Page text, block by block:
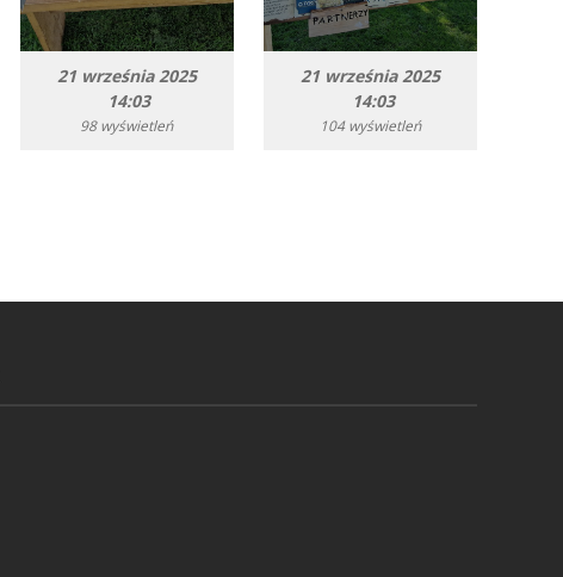
21 września 2025
14:03
98 wyświetleń
21 września 2025
14:03
104 wyświetleń